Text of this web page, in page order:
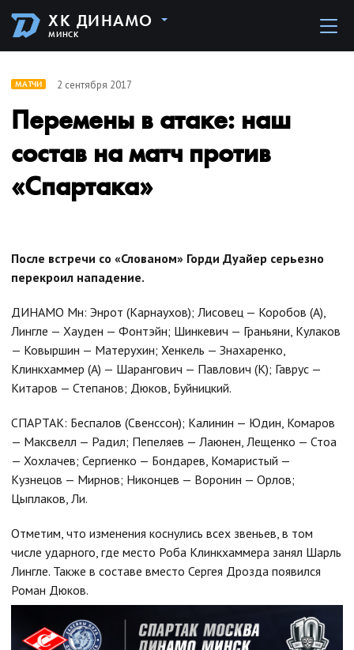
ХК ДИНАМО
МИНСК
МАТЧИ 2 сентября 2017
Перемены в атаке: наш
состав на матч против
«Спартака»
После встречи со «Слованом» Горди Дуайер серьезно
перекроил нападение.
ДИНАМО Мн: Энрот (Карнаухов); Лисовец — Коробов (А),
Лингле — Хауден — Фонтэйн; Шинкевич — Граньяни, Кулаков
— Ковыршин — Матерухин; Хенкель — Знахаренко,
Клинкхаммер (А) — Шарангович — Павлович (К); Гаврус —
Китаров — Степанов; Дюков, Буйницкий.
СПАРТАК: Беспалов (Свенссон); Калинин — Юдин, Комаров
— Максвелл — Радил; Пепеляев — Лаюнен, Лещенко — Стоа
— Хохлачев; Сергиенко — Бондарев, Комаристый —
Кузнецов — Мирнов; Никонцев — Воронин — Орлов;
Цыплаков, Ли.
Отметим, что изменения коснулись всех звеньев, в том
числе ударного, где место Роба Клинкхаммера занял Шарль
Лингле. Также в составе вместо Сергея Дрозда появился
Роман Дюков.